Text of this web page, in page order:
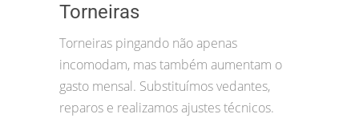
Torneiras
Torneiras pingando não apenas
incomodam, mas também aumentam o
gasto mensal. Substituímos vedantes,
reparos e realizamos ajustes técnicos.